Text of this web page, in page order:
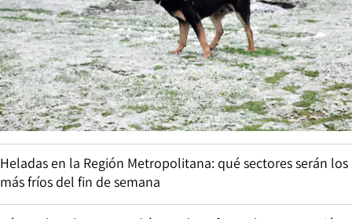
Heladas en la Región Metropolitana: qué sectores serán los
más fríos del fin de semana